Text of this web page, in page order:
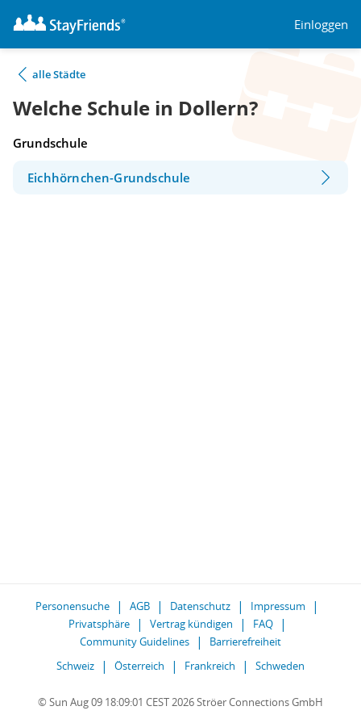
Einloggen
alle Städte
Welche Schule in Dollern?
Grundschule
Eichhörnchen-Grundschule
Personensuche AGB Datenschutz
Impressum
Privatsphäre
Vertrag kündigen
FAQ
Community Guidelines
Barrierefreiheit
Schweiz
Österreich Frankreich Schweden
© Sun Aug 09 18:09:01 CEST 2026 Ströer Connections GmbH